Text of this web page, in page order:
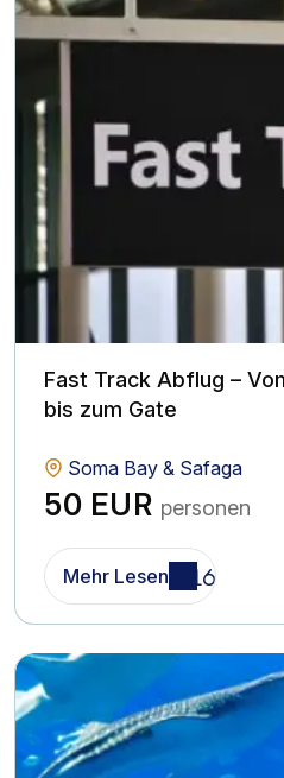
Fast Track Abflug –
bis zum Gate
Soma Bay & Safaga
50 EUR personen
Mehr Lesen